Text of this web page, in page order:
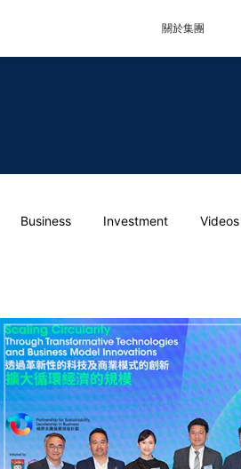
關於集團
Business Investment Videos